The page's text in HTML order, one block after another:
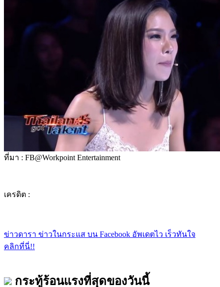
ที่มา : FB@Workpoint Entertainment
เครดิต :
ข่าวดารา ข่าวในกระแส บน Facebook อัพเดตไว เร็วทันใจ
คลิกที่นี่!!
กระทู้ร้อนแรงที่สุดของวันนี้